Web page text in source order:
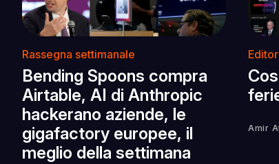
Rassegna settimanale
Bending Spoons compra
Airtable, AI di Anthropic
hackerano aziende, le
gigafactory europee, il
meglio della settimana
Amir